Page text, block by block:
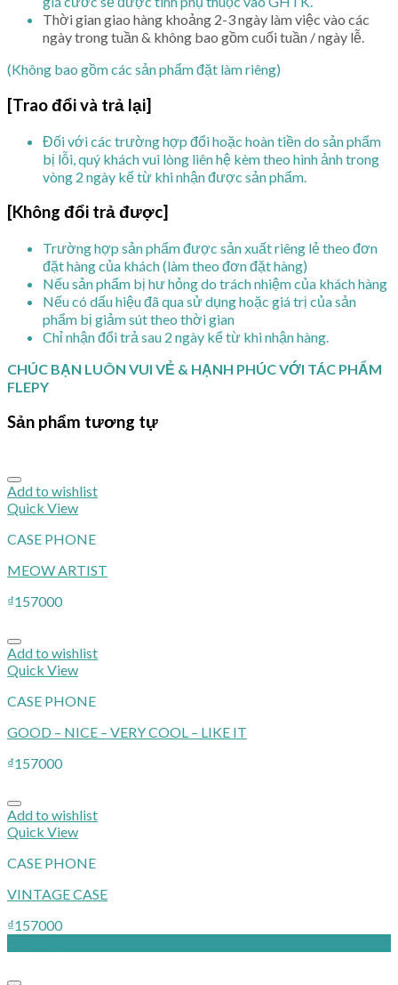
Thời gian giao hàng khoảng 2-3 ngày làm việc vào các
ngày trong tuần & không bao gồm cuối tuần / ngày lễ.
(Không bao gồm các sản phẩm đặt làm riêng)
[Trao đổi và trả lại]
Đối với các trường hợp đổi hoặc hoàn tiền do sản phẩm
bị lỗi, quý khách vui lòng liên hệ kèm theo hình ảnh trong
vòng 2 ngày kể từ khi nhận được sản phẩm.
[Không đổi trả được]
Trường hợp sản phẩm được sản xuất riêng lẻ theo đơn
đặt hàng của khách (làm theo đơn đặt hàng)
Nếu sản phẩm bị hư hỏng do trách nhiệm của khách hàng
Nếu có dấu hiệu đã qua sử dụng hoặc giá trị của sản
phẩm bị giảm sút theo thời gian
Chỉ nhận đổi trả sau 2 ngày kể từ khi nhận hàng.
CHÚC BẠN LUÔN VUI VẺ & HẠNH PHÚC VỚI TÁC PHẨM
FLEPY
Sản phẩm tương tự
Add to wishlist
Quick View
CASE PHONE
MEOW ARTIST
₫157000
Add to wishlist
Quick View
CASE PHONE
GOOD – NICE – VERY COOL – LIKE IT
₫157000
Add to wishlist
Quick View
CASE PHONE
VINTAGE CASE
₫157000